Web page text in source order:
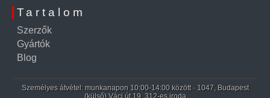
Tartalom
Szerzők
Gyártók
Blog
Személyes átvétel: munkanapon 10:00-14:00 között · 1047, Budapest
(külső) Váci út 19. 312-es iroda